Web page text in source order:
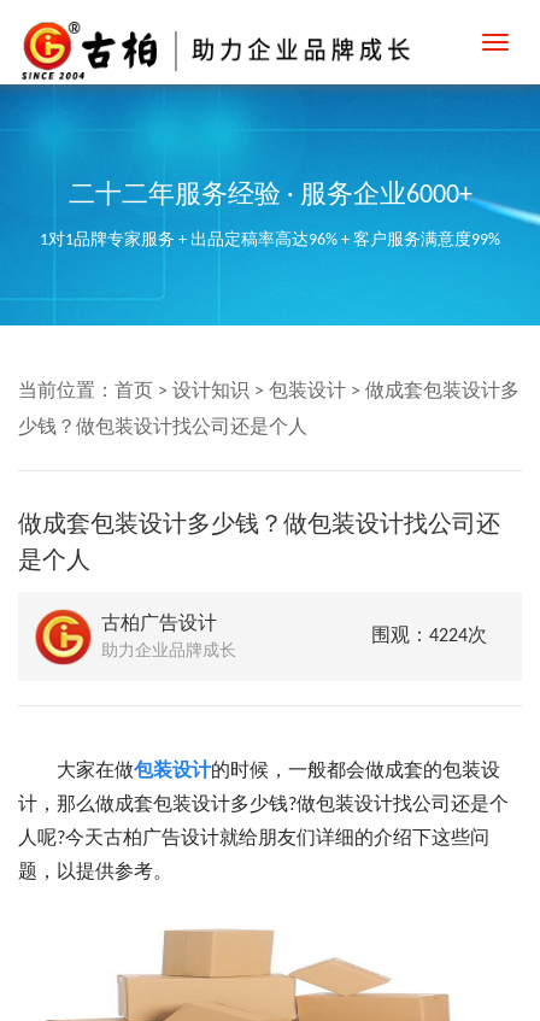
二十二年服务经验 · 服务企业6000+
1对1品牌专家服务 + 出品定稿率高达96% + 客户服务满意度99%
当前位置： 首页 > 设计知识 > 包装设计 > 做成套包装设计多
少钱？做包装设计找公司还是个人
做成套包装设计多少钱？做包装设计找公司还
是个人
古柏广告设计
助力企业品牌成长
围观：4224次
大家在做包装设计的时候，一般都会做成套的包装设
计，那么做成套包装设计多少钱?做包装设计找公司还是个
人呢?今天古柏广告设计就给朋友们详细的介绍下这些问
题，以提供参考。